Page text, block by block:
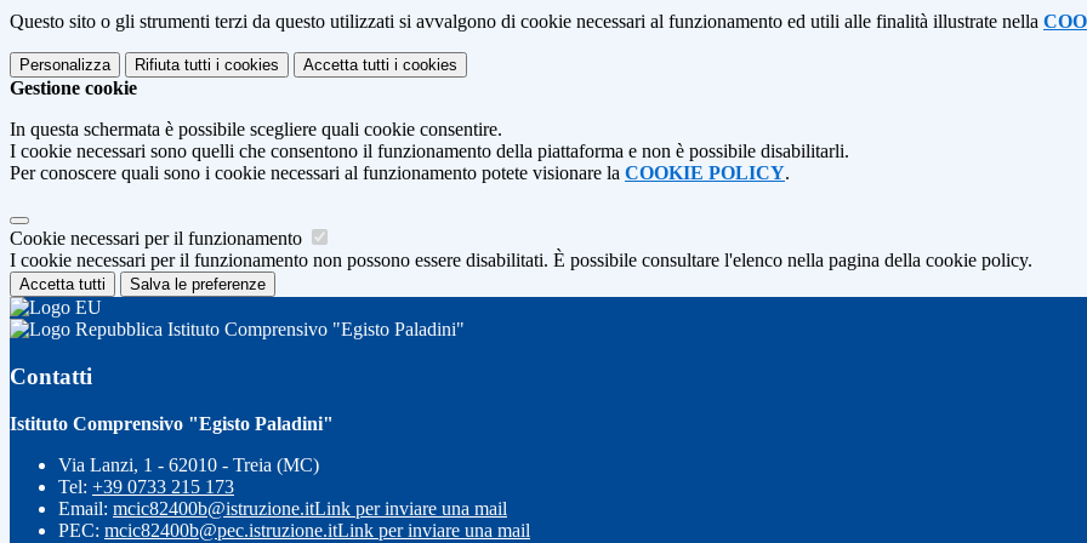
Questo sito o gli strumenti terzi da questo utilizzati si avvalgono di cookie necessari al funzionamento ed utili alle finalità illustrate nella
Personalizza Rifiuta tutti i cookies Accetta tutti i cookies
Gestione cookie
In questa schermata è possibile scegliere quali cookie consentire.
I cookie necessari sono quelli che consentono il funzionamento della piattaforma e non è possibile disabilitarli.
Per conoscere quali sono i cookie necessari al funzionamento potete visionare la COOKIE POLICY.
Cookie necessari per il funzionamento
I cookie necessari per il funzionamento non possono essere disabilitati. È possibile consultare l'elenco nella pagina della cookie policy.
Accetta tutti Salva le preferenze
Istituto Comprensivo "Egisto Paladini"
Contatti
Istituto Comprensivo "Egisto Paladini"
Via Lanzi, 1 - 62010 - Treia (MC)
Tel: +39 0733 215 173
Email: mcic82400b@istruzione.itLink per inviare una mail
PEC: mcic82400b@pec.istruzione.itLink per inviare una mail